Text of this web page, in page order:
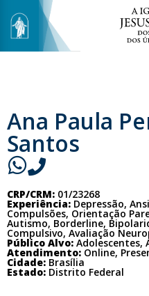
Ana Paula
Santos
CRP/CRM: 01/23268
Experiência: Depressão,
Compulsões, Orientação
Autismo, Borderline,
Compulsivo, Avaliação
Público Alvo: Adolescentes,
Atendimento: Online,
Cidade: Brasília
Estado: Distrito Federal